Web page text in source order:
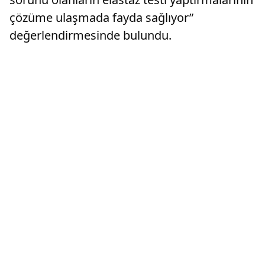
çözüme ulaşmada fayda sağlıyor”
değerlendirmesinde bulundu.